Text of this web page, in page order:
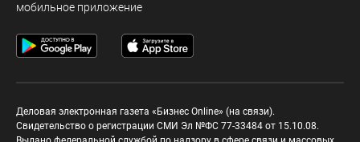
мобильное приложение
Деловая электронная газета «Бизнес Online» (на связи).
Свидетельство о регистрации СМИ Эл №ФС 77-33484 от 15.10.08.